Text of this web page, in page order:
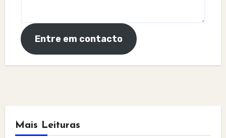
Entre em contacto
Mais Leituras